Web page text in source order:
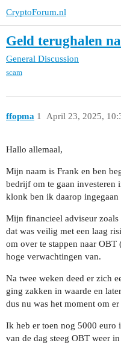
CryptoForum.nl
Geld terughalen
General Discussion
scam
ffopma April 23, 2025,
1
Hallo allemaal,
Mijn naam is Frank en ben
bedrijf om te gaan investeren
klonk ben ik daarop
Mijn financieel adviseur
dat was veilig met een laag
om over te stappen naar
hoge verwachtingen van.
Na twee weken deed er zich
ging zakken in waarde en
dus nu was het moment om
Ik heb er toen nog 5000 euro
van de dag steeg OBT weer